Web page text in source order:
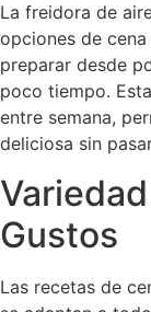
La freidora de
opciones de
preparar desde
poco tiempo.
entre semana,
deliciosa sin
Gustos
Las recetas de